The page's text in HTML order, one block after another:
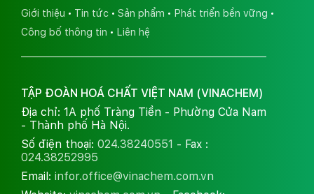
Giới thiệu Tin tức Sản phẩm
Phát triển bền vững
Công bố thông tin
Liên hệ
TẬP ĐOÀN HOÁ CHẤT VIỆT NAM (VINACHEM)
Địa chỉ: 1A phố Tràng Tiền - Phường Cửa Nam
- Thành phố Hà Nội.
Số điện thoại: 024.38240551 - Fax :
024.38252995
Email: infor.office@vinachem.com.vn